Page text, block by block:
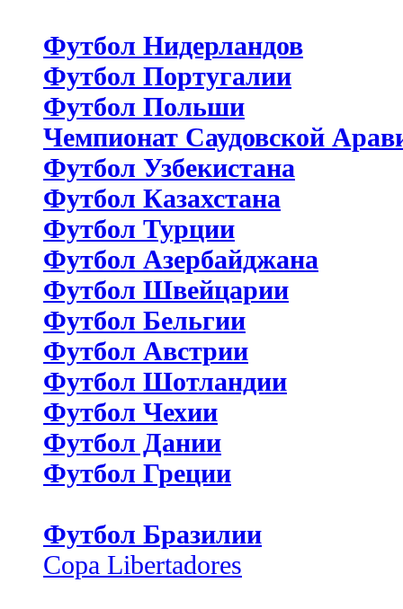
Футбол Нидерландов
Футбол Португалии
Футбол Польши
Чемпионат Саудовской
Футбол Узбекистана
Футбол Казахстана
Футбол Турции
Футбол Азербайджана
Футбол Швейцарии
Футбол Бельгии
Футбол Австрии
Футбол Шотландии
Футбол Чехии
Футбол Дании
Футбол Греции
Футбол Бразилии
Copa Libertadores